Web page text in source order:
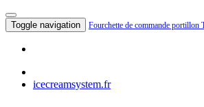
Toggle navigation Fourchette de commande portillon
icecreamsystem.fr